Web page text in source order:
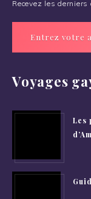
Recevez les
Voyages
Les